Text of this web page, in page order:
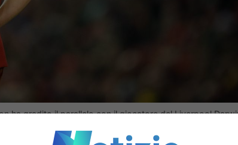
ha gradito il parallelo con il giocatore del Liverpool